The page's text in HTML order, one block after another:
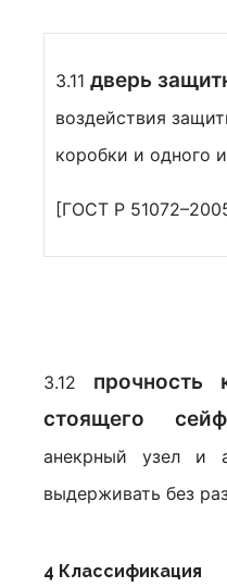
3.11 дверь
воздействия
коробки и одного
[ГОСТ Р
3.12 прочность
стоящего
анекрный узел и
выдерживать без
4 Классификация